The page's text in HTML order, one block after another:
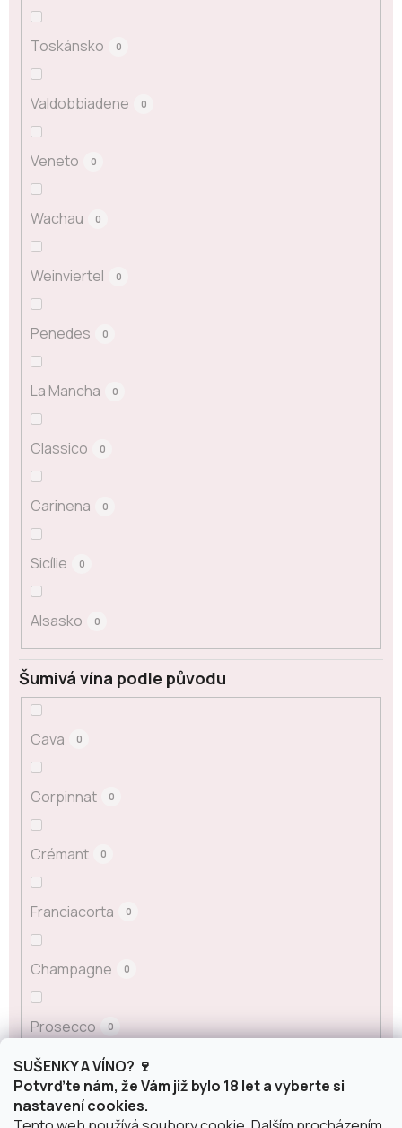
SUŠENKY A VÍNO? 🍷
Potvrďte nám, že Vám již bylo 18 let a vyberte si
nastavení cookies.
Toskánsko 0
Valdobbiadene 0
Veneto 0
Wachau 0
Weinviertel 0
Penedes 0
La Mancha 0
Classico 0
Carinena 0
Sicílie 0
Alsasko 0
Šumivá vína podle původu
Cava 0
Corpinnat 0
Crémant 0
Franciacorta 0
Champagne 0
Prosecco 0
Sekt 0